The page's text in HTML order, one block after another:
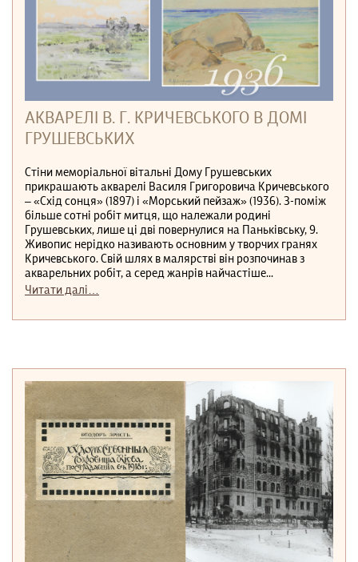
АКВАРЕЛІ В. Г. КРИЧЕВСЬКОГО В ДОМІ
ГРУШЕВСЬКИХ
Стіни меморіальної вітальні Дому Грушевських
прикрашають акварелі Василя Григоровича Кричевського
– «Схід сонця» (1897) і «Морський пейзаж» (1936). З-поміж
більше сотні робіт митця, що належали родині
Грушевських, лише ці дві повернулися на Паньківську, 9.
Живопис нерідко називають основним у творчих гранях
Кричевського. Свій шлях в малярстві він розпочинав з
акварельних робіт, а серед жанрів найчастіше...
Читати далі…